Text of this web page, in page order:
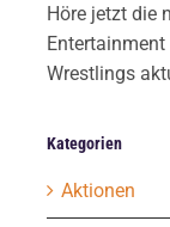
Höre jetzt die
Wrestlings
Kategorien
Aktionen